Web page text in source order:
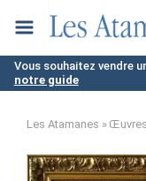
au
contenu
principal
Vous souhaitez vendre
notre guide
Les Atamanes Œuvres